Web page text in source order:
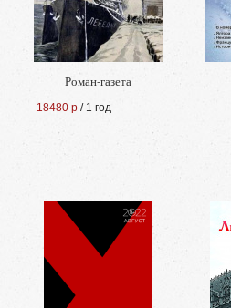
Роман-газета
18480 р / 1 год